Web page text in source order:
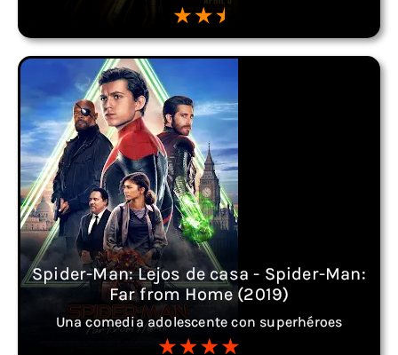
Spider-Man: Lejos de casa - Spider-Man:
Far from Home (2019)
Una comedia adolescente con superhéroes